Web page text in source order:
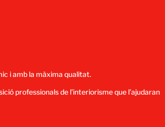
i amb la màxima qualitat.
professionals de l’interiorisme que l’ajudaran